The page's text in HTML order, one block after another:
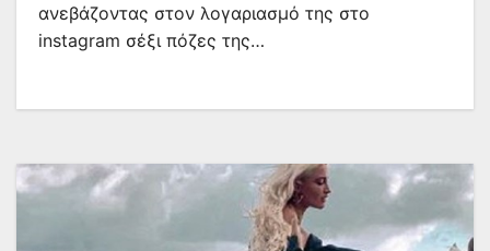
ανεβάζοντας στον λογαριασμό της στο
instagram σέξι πόζες της…